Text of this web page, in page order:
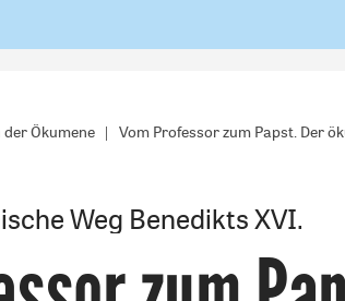
Ökumene Vom Professor zum Papst. Der
Weg Benedikts XVI.